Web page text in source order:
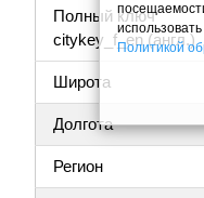
Полный ключ
citykey_f_en (англ.)
Широта
Долгота
Регион
Политикой